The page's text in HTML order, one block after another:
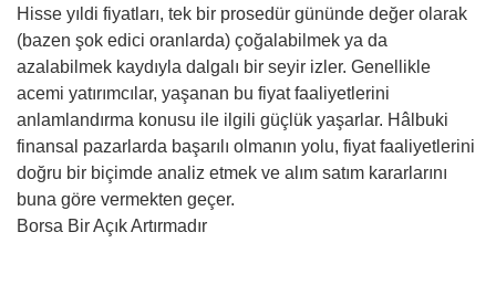
Hisse yıldi fiyatları, tek bir prosedür gününde değer olarak
(bazen şok edici oranlarda) çoğalabilmek ya da
azalabilmek kaydıyla dalgalı bir seyir izler. Genellikle
acemi yatırımcılar, yaşanan bu fiyat faaliyetlerini
anlamlandırma konusu ile ilgili güçlük yaşarlar. Hâlbuki
finansal pazarlarda başarılı olmanın yolu, fiyat faaliyetlerini
doğru bir biçimde analiz etmek ve alım satım kararlarını
buna göre vermekten geçer.
Borsa Bir Açık Artırmadır